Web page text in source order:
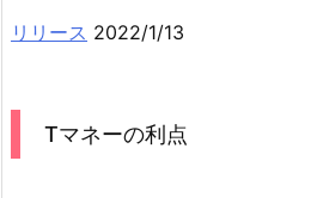
リリース 2022/1/13
Tマネーの利点